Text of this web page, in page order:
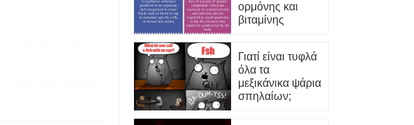
ορμόνης και
βιταμίνης
Γιατί είναι τυφλά
όλα τα
μεξικάνικα ψάρια
σπηλαίων;